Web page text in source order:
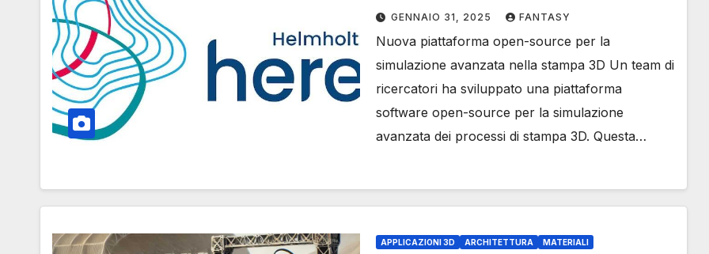
Avanzata progetto dell’Hereon
Institute
GENNAIO 31, 2025 FANTASY
Nuova piattaforma open-source per la
simulazione avanzata nella stampa 3D Un team di
ricercatori ha sviluppato una piattaforma
software open-source per la simulazione
avanzata dei processi di stampa 3D. Questa…
APPLICAZIONI 3D ARCHITETTURA MATERIALI